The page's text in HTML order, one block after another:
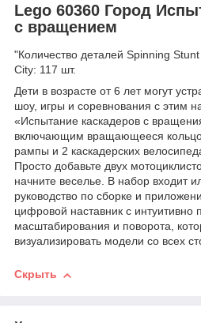
Lego 60360 Город
с вращением
"Количество деталей Spinning
City: 117 шт.
Дети в возрасте от 6 лет могут
шоу, игры и соревнования с этим
«Испытание каскадеров с
включающим вращающееся
рампы и 2 каскадерских
Просто добавьте двух
начните веселье. В набор входит
руководство по сборке и
цифровой наставник с
масштабирования и поворота,
визуализировать модели со всех
Скрыть